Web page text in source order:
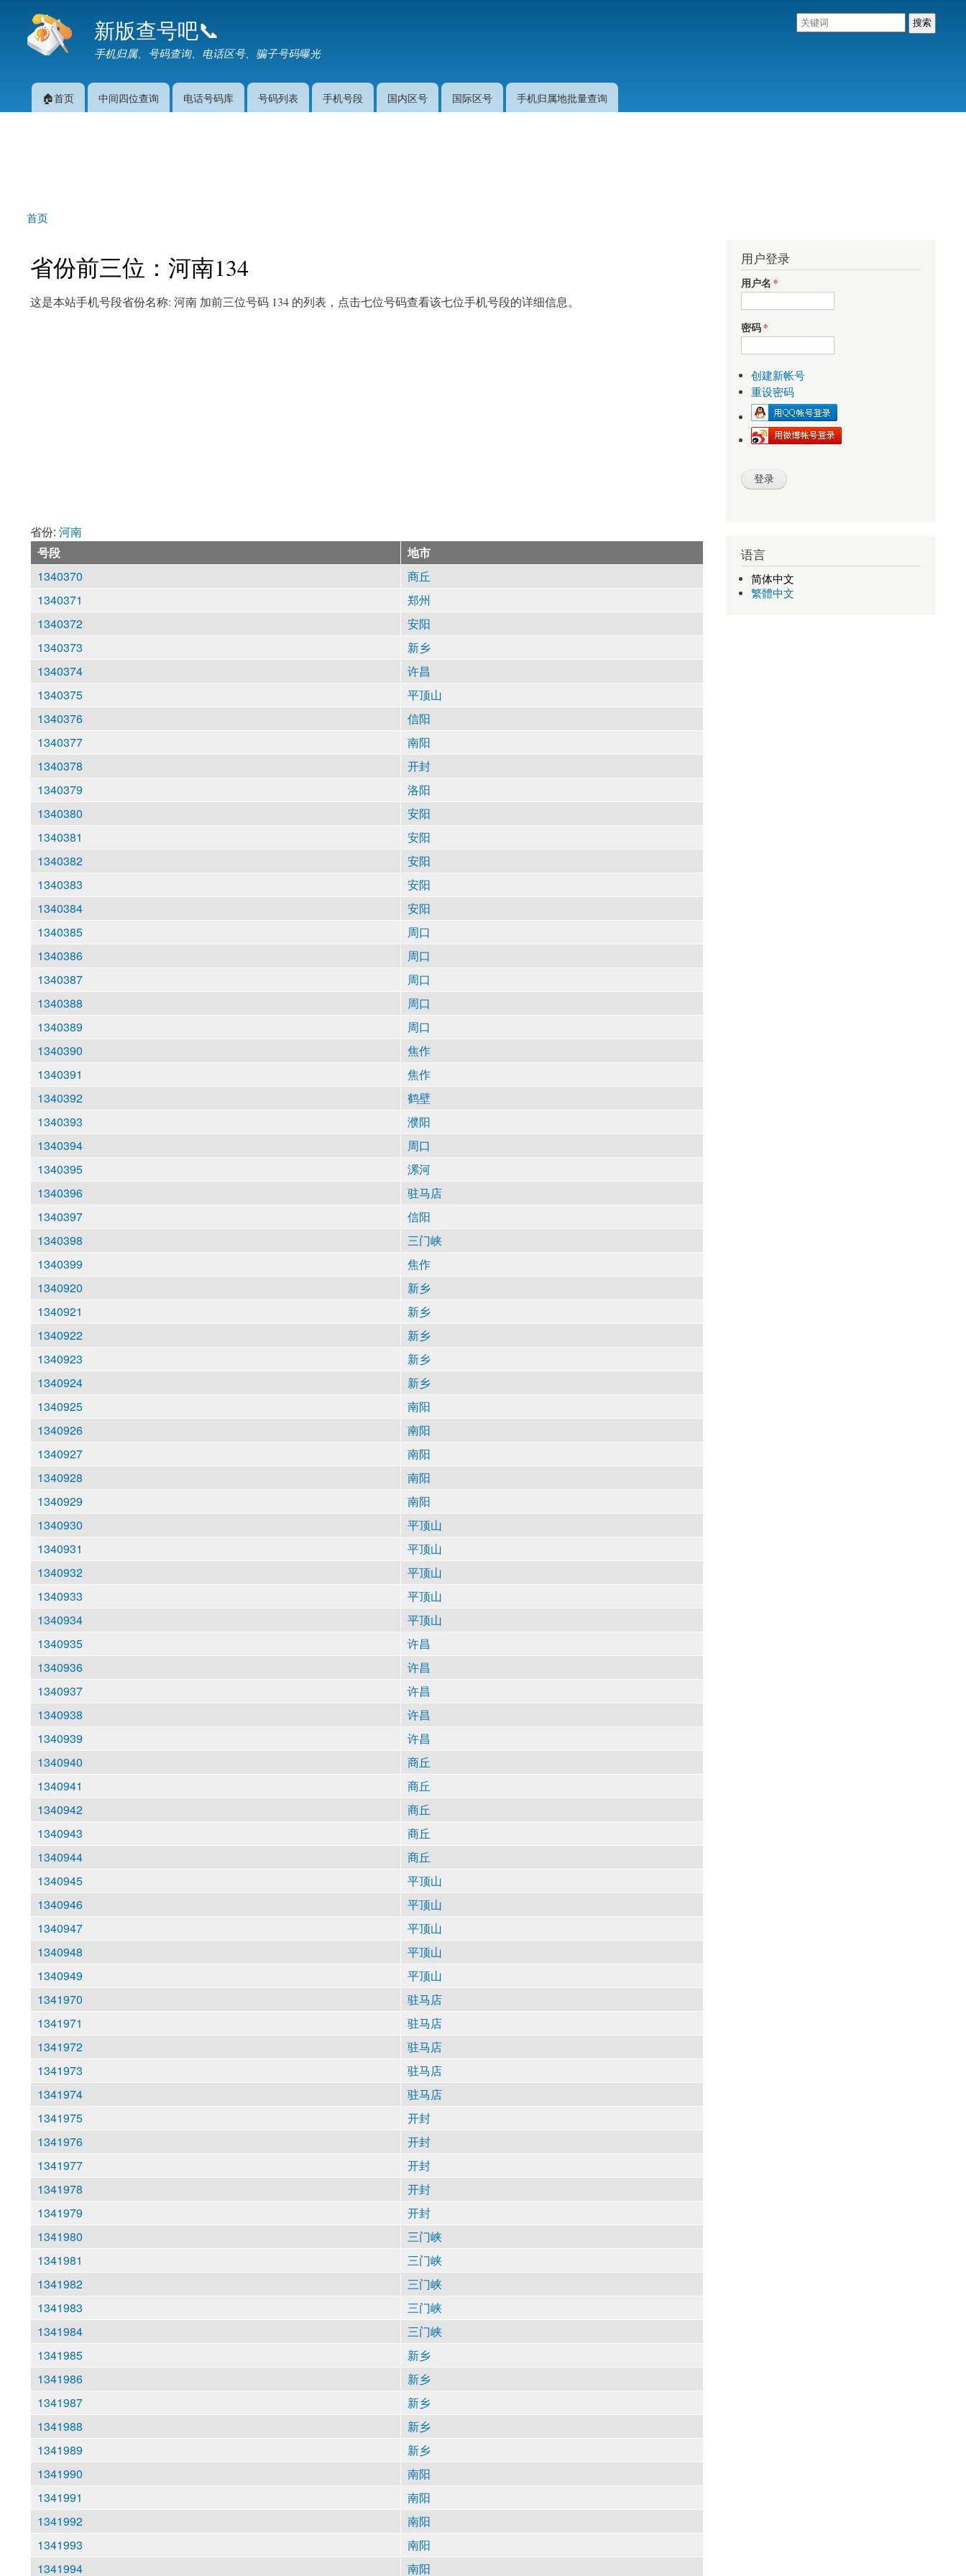
要
新版查号吧📞
手机归属、号码查询、电话区号、骗子号码曝光
主菜单🏠首页 中间四位查询 电话号码库 号码列表 手机号段 国内区号 国际区号 手机归属地批量查询
你在这里
首页
省份前三位：河南134
这是本站手机号段省份名称: 河南 加前三位号码 134 的列表，点击七位号码查看该七位手机号段的详细信息。
省份: 河南
号段
地市
1340370
商丘
1340371
郑州
1340372
安阳
1340373
新乡
1340374
许昌
1340375
平顶山
1340376
信阳
1340377
南阳
1340378
开封
1340379
洛阳
1340380
安阳
1340381
安阳
1340382
安阳
1340383
安阳
1340384
安阳
1340385
周口
1340386
周口
1340387
周口
1340388
周口
1340389
周口
1340390
焦作
1340391
焦作
1340392
鹤壁
1340393
濮阳
1340394
周口
1340395
漯河
1340396
驻马店
1340397
信阳
1340398
三门峡
1340399
焦作
1340920
新乡
1340921
新乡
1340922
新乡
1340923
新乡
1340924
新乡
1340925
南阳
1340926
南阳
1340927
南阳
1340928
南阳
1340929
南阳
1340930
平顶山
1340931
平顶山
1340932
平顶山
1340933
平顶山
1340934
平顶山
1340935
许昌
1340936
许昌
1340937
许昌
1340938
许昌
1340939
许昌
1340940
商丘
1340941
商丘
1340942
商丘
1340943
商丘
1340944
商丘
1340945
平顶山
1340946
平顶山
1340947
平顶山
1340948
平顶山
1340949
平顶山
1341970
驻马店
1341971
驻马店
1341972
驻马店
1341973
驻马店
1341974
驻马店
1341975
开封
1341976
开封
1341977
开封
1341978
开封
1341979
开封
1341980
三门峡
1341981
三门峡
1341982
三门峡
1341983
三门峡
1341984
三门峡
1341985
新乡
1341986
新乡
1341987
新乡
1341988
新乡
1341989
新乡
1341990
南阳
1341991
南阳
1341992
南阳
1341993
南阳
1341994
南阳
用户登录
用户名 *
密码*
创建新帐号
重设密码
语言
简体中文
繁體中文